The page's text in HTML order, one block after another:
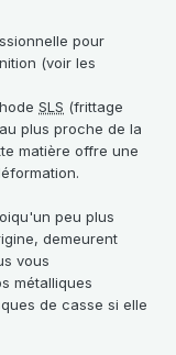
pour
(voir les
SLS (frittage
plus proche de la
matière offre une
peu plus
demeurent
vous
métalliques
de casse si elle